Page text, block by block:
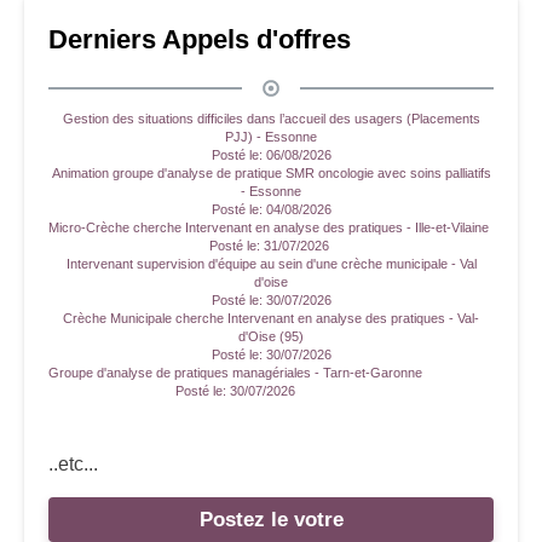
Derniers Appels d'offres
Gestion des situations difficiles dans l’accueil des usagers (Placements
PJJ) - Essonne
Posté le: 06/08/2026
Animation groupe d'analyse de pratique SMR oncologie avec soins palliatifs
- Essonne
Posté le: 04/08/2026
Micro-Crèche cherche Intervenant en analyse des pratiques - Ille-et-Vilaine
Posté le: 31/07/2026
Intervenant supervision d'équipe au sein d'une crèche municipale - Val
d'oise
Posté le: 30/07/2026
Crèche Municipale cherche Intervenant en analyse des pratiques - Val-
d'Oise (95)
Posté le: 30/07/2026
Groupe d'analyse de pratiques managériales - Tarn-et-Garonne
Posté le: 30/07/2026
..etc...
Postez le votre